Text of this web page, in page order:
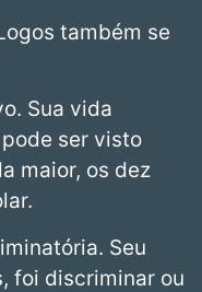
também se
Sua vida
ser visto
maior, os dez
Seu
foi discriminar ou